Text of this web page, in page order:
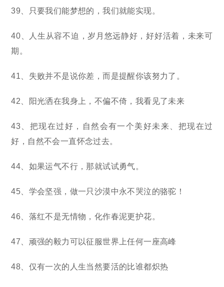
39、只要我们能梦想的，我们就能实现。
40、人生从容不迫，岁月悠远静好，好好活着，未来可
期。
41、失败并不是说你差，而是提醒你该努力了。
42、阳光洒在我身上，不偏不倚，我看见了未来
43、把现在过好，自然会有一个美好未来、把现在过
好，自然不会一直怀念过去。
44、如果运气不行，那就试试勇气。
45、学会坚强，做一只沙漠中永不哭泣的骆驼！
46、落红不是无情物，化作春泥更护花。
47、顽强的毅力可以征服世界上任何一座高峰
48、仅有一次的人生当然要活的比谁都炽热